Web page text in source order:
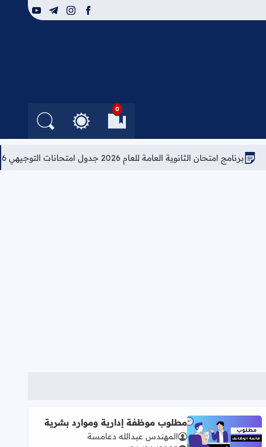
facebook
instagram
telegram
youtube
0
العلامات المرجعيةالتغيير بين الوضع
البحث في
الثانوية العامة للعام 2026 جدول امتحانات التوجيهي 2026
اقرأ المزيد عن مطلوب موظفة إدارية وموارد بشرية
مطلوب موظفة إدارية وموارد بشرية
المهندس عبدالله دعامسة